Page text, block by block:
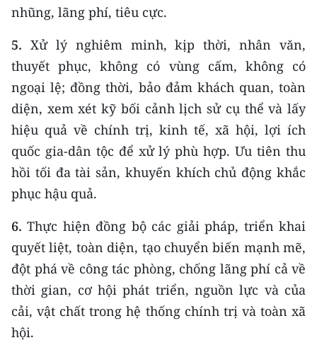
nhũng, lãng phí, tiêu cực.
5. Xử lý nghiêm minh, kịp thời, nhân văn,
thuyết phục, không có vùng cấm, không có
ngoại lệ; đồng thời, bảo đảm khách quan, toàn
diện, xem xét kỹ bối cảnh lịch sử cụ thể và lấy
hiệu quả về chính trị, kinh tế, xã hội, lợi ích
quốc gia-dân tộc để xử lý phù hợp. Ưu tiên thu
hồi tối đa tài sản, khuyến khích chủ động khắc
phục hậu quả.
6. Thực hiện đồng bộ các giải pháp, triển khai
quyết liệt, toàn diện, tạo chuyển biến mạnh mẽ,
đột phá về công tác phòng, chống lãng phí cả về
thời gian, cơ hội phát triển, nguồn lực và của
cải, vật chất trong hệ thống chính trị và toàn xã
hội.